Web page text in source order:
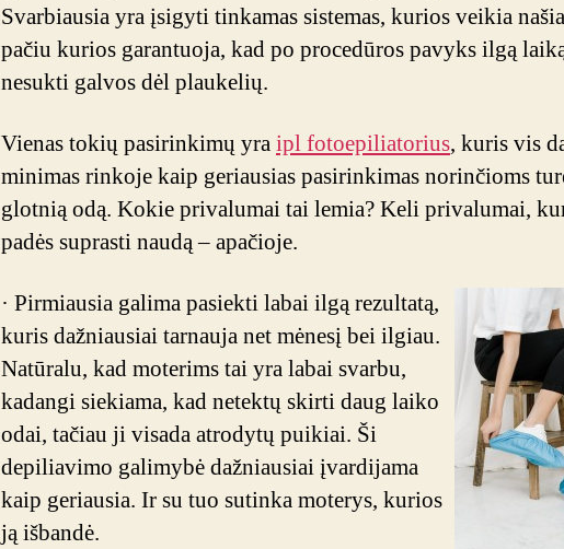
Svarbiausia yra įsigyti tinkamas sistemas, kurios veikia
pačiu kurios garantuoja, kad po procedūros pavyks ilgą
nesukti galvos dėl plaukelių.
Vienas tokių pasirinkimų yraipl fotoepiliatorius, kuris vis
minimas rinkoje kaip geriausias pasirinkimas norinčioms
glotnią odą. Kokie privalumai tai lemia? Keli privalumai,
padės suprasti naudą – apačioje.
· Pirmiausia galima pasiekti labai ilgą rezultatą,
kuris dažniausiai tarnauja net mėnesį bei ilgiau.
Natūralu, kad moterims tai yra labai svarbu,
kadangi siekiama, kad netektų skirti daug laiko
odai, tačiau ji visada atrodytų puikiai. Ši
depiliavimo galimybė dažniausiai įvardijama
kaip geriausia. Ir su tuo sutinka moterys, kurios
ją išbandė.